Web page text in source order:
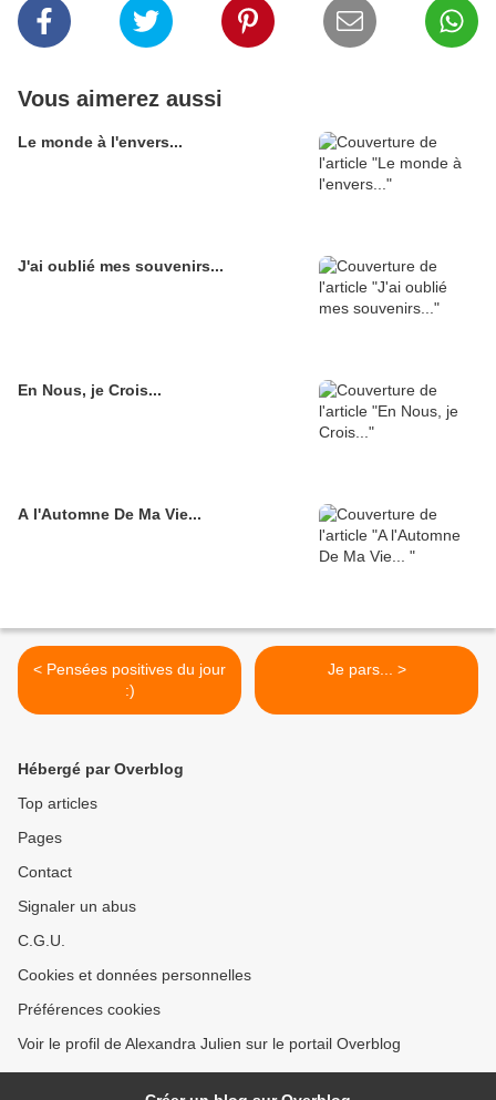
Vous aimerez aussi
Le monde à l'envers...
J'ai oublié mes souvenirs...
En Nous, je Crois...
A l'Automne De Ma Vie...
< Pensées positives du jour
:)
Je pars... >
Hébergé par Overblog
Top articles
Pages
Contact
Signaler un abus
C.G.U.
Cookies et données personnelles
Préférences cookies
Voir le profil de Alexandra Julien sur le portail Overblog